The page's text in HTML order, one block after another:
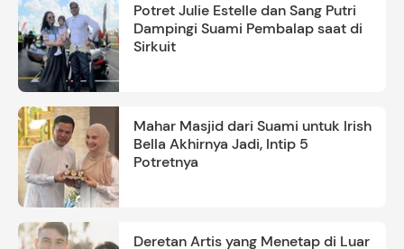
Potret Julie Estelle dan Sang Putri
Dampingi Suami Pembalap saat di
Sirkuit
Mahar Masjid dari Suami untuk Irish
Bella Akhirnya Jadi, Intip 5
Potretnya
Deretan Artis yang Menetap di Luar